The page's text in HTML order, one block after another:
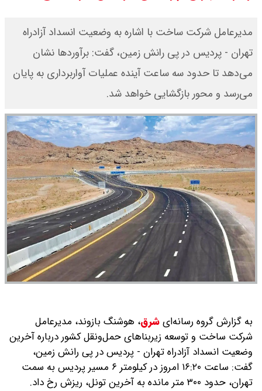
مدیرعامل شرکت ساخت با اشاره به وضعیت انسداد آزادراه
تهران - پردیس در پی رانش زمین، گفت: برآوردها نشان
می‌دهد تا حدود سه ساعت آینده عملیات آواربرداری به پایان
می‌رسد و محور بازگشایی خواهد شد.
به گزارش گروه رسانه‌ایشرق، هوشنگ بازوند، مدیرعامل
شرکت ساخت و توسعه زیربناهای حمل‌ونقل کشور درباره آخرین
وضعیت انسداد آزادراه تهران - پردیس در پی رانش زمین،
گفت: ساعت ۱۶:۲۰ امروز در کیلومتر ۶ مسیر پردیس به سمت
تهران، حدود ۳۰۰ متر مانده به آخرین تونل، ریزش رخ داد.